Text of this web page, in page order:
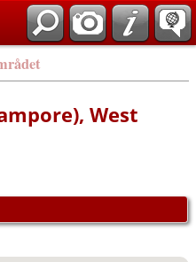
West